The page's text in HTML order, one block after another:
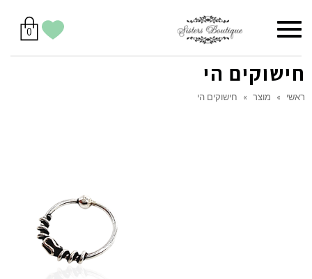
יש
לך
0מוצרים
בסל
הווישליסט
תפריט
חישוקים הי
ראשי » מוצר » חישוקים הי